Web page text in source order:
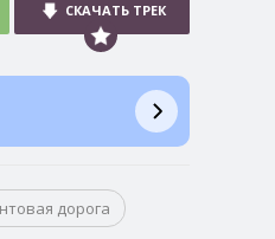
СКАЧАТЬ ТРЕК
дорога